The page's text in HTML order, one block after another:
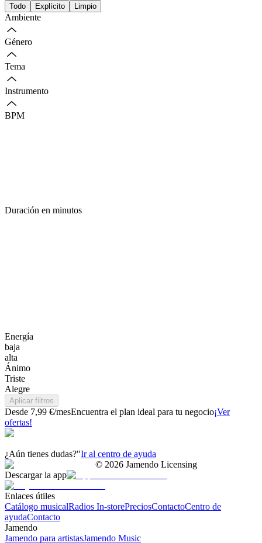
Todo Explícito Limpio
Ambiente
Género
Tema
Instrumento
BPM
Duración en minutos
Energía
baja
alta
Ánimo
Triste
Alegre
Aplicar filtros
Desde 7,99 €/mesEncuentra el plan ideal para tu negocio¡Ver
ofertas!
¿Aún tienes dudas?"Ir al centro de ayuda
© 2026 Jamendo Licensing
Descargar la app
Enlaces útiles
Catálogo musicalRadios In-storePreciosContactoCentro de
ayudaContacto
Jamendo
Jamendo para artistasJamendo Music